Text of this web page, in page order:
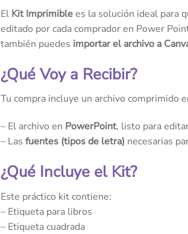
El Kit Imprimiblees la solución ideal para
editado por cada comprador en Power
también puedes importar el archivo a
¿Qué Voy a Recibir?
Tu compra incluye un archivo comprimido
– El archivo en PowerPoint, listo para
– Las fuentes (tipos de letra) necesarias
¿Qué Incluye el Kit?
Este práctico kit contiene:
– Etiqueta para libros
– Etiqueta cuadrada